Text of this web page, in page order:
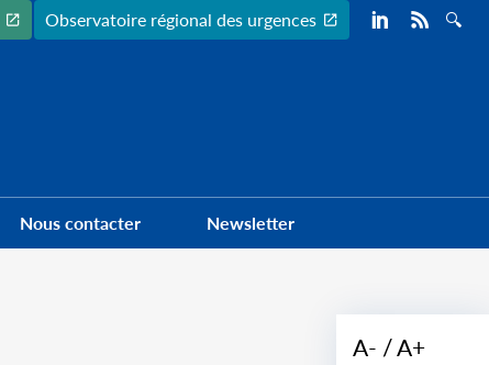
Preheader
Observatoire régional des urgences
Nous contacter Newsletter
A- A+